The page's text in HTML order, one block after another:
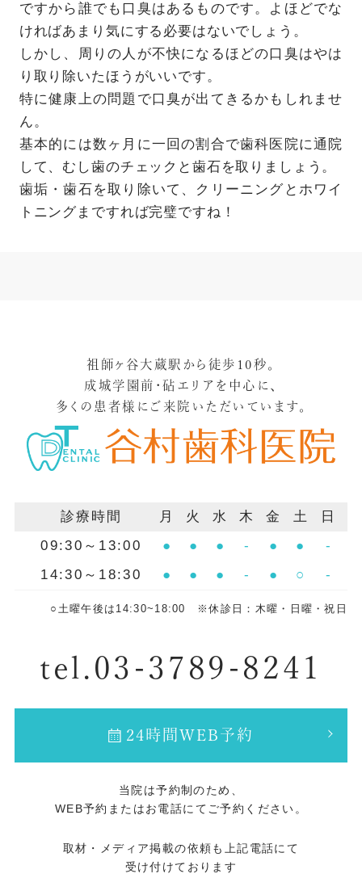
ですから誰でも口臭はあるものです。よほどでな
ければあまり気にする必要はないでしょう。
しかし、周りの人が不快になるほどの口臭はやは
り取り除いたほうがいいです。
特に健康上の問題で口臭が出てきるかもしれませ
ん。
基本的には数ヶ月に一回の割合で歯科医院に通院
して、むし歯のチェックと歯石を取りましょう。
歯垢・歯石を取り除いて、クリーニングとホワイ
トニングまですれば完璧ですね！
祖師ヶ谷大蔵駅から徒歩10秒。
成城学園前・砧エリアを中心に、
多くの患者様にご来院いただいています。
診療時間 月 火 水 木 金 土
日
09:30～13:00
● ● ● - ● ●
-
14:30～18:30
● ● ● - ● ○ -
○土曜午後は14:30~18:00 ※休診日：木曜・日曜・祝日
tel.03-3789-8241
24時間WEB予約
当院は予約制のため、
WEB予約またはお電話にてご予約ください。
取材・メディア掲載の依頼も上記電話にて
受け付けております